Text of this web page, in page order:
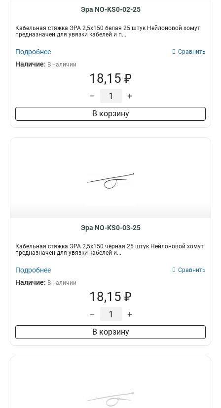
Эра NO-KS0-02-25
Кабельная стяжка ЭРА 2,5х150 белая 25 штук Нейлоновой хомут
предназначен для увязки кабелей и п...
Подробнее Сравнить
Наличие: В наличии
18,15 ₽
– +
В корзину
Эра NO-KS0-03-25
Кабельная стяжка ЭРА 2,5х150 чёрная 25 штук Нейлоновой хомут
предназначен для увязки кабелей и...
Подробнее Сравнить
Наличие: В наличии
18,15 ₽
– +
В корзину